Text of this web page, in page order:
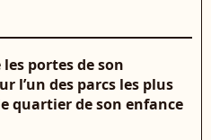
portes de son
l’un des parcs les plus
quartier de son enfance